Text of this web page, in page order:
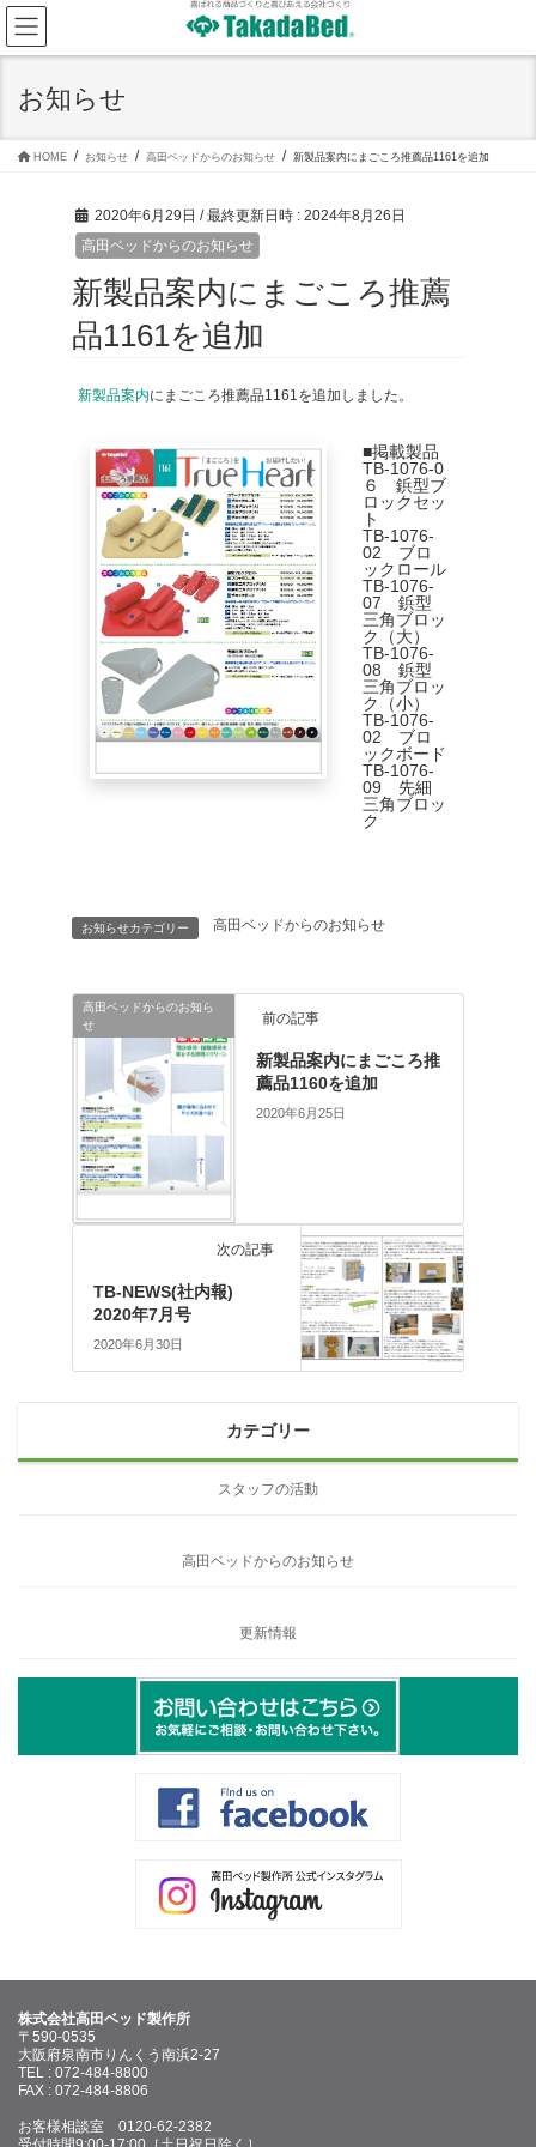
コ
テ
ン
ナ
ゲ
ー
お知らせ
HOME お知らせ 高田ベッドからのお知らせ 新製品案内にまごころ推薦品1161を追加
2020年6月29日 / 最終更新日時 : 2024年8月26日
高田ベッドからのお知らせ
新製品案内にまごころ推薦
品1161を追加
新製品案内にまごころ推薦品1161を追加しました。
■掲載製品
TB-1076-0
６ 鋲型ブ
ロックセッ
ト
TB-1076-
02 ブロ
ックロール
TB-1076-
07 鋲型
三角ブロッ
ク（大）
TB-1076-
08 鋲型
三角ブロッ
ク（小）
TB-1076-
02 ブロ
ックボード
TB-1076-
09 先細
三角ブロッ
ク
お知らせカテゴリー 高田ベッドからのお知らせ
高田ベッドからのお知ら
せ
前の記事
新製品案内にまごころ推
薦品1160を追加
2020年6月25日
次の記事
TB-NEWS(社内報)
2020年7月号
2020年6月30日
カテゴリー
スタッフの活動
高田ベッドからのお知らせ
更新情報
株式会社高田ベッド製作所
〒590-0535
大阪府泉南市りんくう南浜2-27
TEL : 072-484-8800
FAX : 072-484-8806
お客様相談室 0120-62-2382